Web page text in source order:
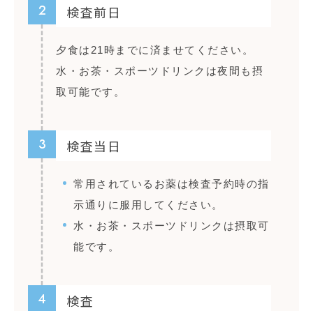
2 検査前日
夕食は21時までに済ませてください。
水・お茶・スポーツドリンクは夜間も摂
取可能です。
3 検査当日
常用されているお薬は検査予約時の指
示通りに服用してください。
水・お茶・スポーツドリンクは摂取可
能です。
4 検査